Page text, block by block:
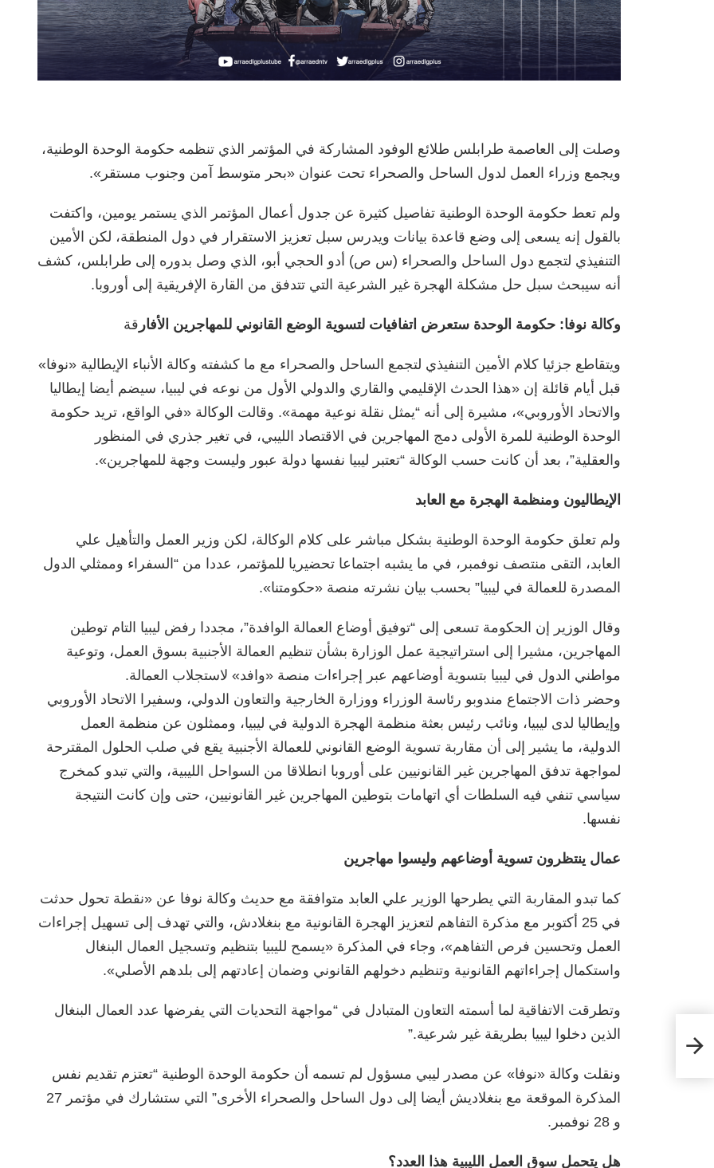
وصلت إلى العاصمة طرابلس طلائع الوفود المشاركة في المؤتمر الذي تنظمه حكومة الوحدة الوطنية،
ويجمع وزراء العمل لدول الساحل والصحراء تحت عنوان «بحر متوسط آمن وجنوب مستقر».
ولم تعط حكومة الوحدة الوطنية تفاصيل كثيرة عن جدول أعمال المؤتمر الذي يستمر يومين، واكتفت
بالقول إنه يسعى إلى وضع قاعدة بيانات ويدرس سبل تعزيز الاستقرار في دول المنطقة، لكن الأمين
التنفيذي لتجمع دول الساحل والصحراء (س ص) أدو الحجي أبو، الذي وصل بدوره إلى طرابلس، كشف
أنه سيبحث سبل حل مشكلة الهجرة غير الشرعية التي تتدفق من القارة الإفريقية إلى أوروبا.
وكالة نوفا: حكومة الوحدة ستعرض اتفافيات لتسوية الوضع القانوني للمهاجرين الأفار قة
ويتقاطع جزئيا كلام الأمين التنفيذي لتجمع الساحل والصحراء مع ما كشفته وكالة الأنباء الإيطالية «نوفا»
قبل أيام قائلة إن «هذا الحدث الإقليمي والقاري والدولي الأول من نوعه في ليبيا، سيضم أيضا إيطاليا
والاتحاد الأوروبي»، مشيرة إلى أنه “يمثل نقلة نوعية مهمة». وقالت الوكالة «في الواقع، تريد حكومة
الوحدة الوطنية للمرة الأولى دمج المهاجرين في الاقتصاد الليبي، في تغير جذري في المنظور
والعقلية”، بعد أن كانت حسب الوكالة “تعتبر ليبيا نفسها دولة عبور وليست وجهة للمهاجرين».
الإيطاليون ومنظمة الهجرة مع العابد
ولم تعلق حكومة الوحدة الوطنية بشكل مباشر على كلام الوكالة، لكن وزير العمل والتأهيل علي
العابد، التقى منتصف نوفمبر، في ما يشبه اجتماعا تحضيريا للمؤتمر، عددا من “السفراء وممثلي الدول
المصدرة للعمالة في ليبيا” بحسب بيان نشرته منصة «حكومتنا».
وقال الوزير إن الحكومة تسعى إلى “توفيق أوضاع العمالة الوافدة”، مجددا رفض ليبيا التام توطين
المهاجرين، مشيرا إلى استراتيجية عمل الوزارة بشأن تنظيم العمالة الأجنبية بسوق العمل، وتوعية
مواطني الدول في ليبيا بتسوية أوضاعهم عبر إجراءات منصة «وافد» لاستجلاب العمالة.
وحضر ذات الاجتماع مندوبو رئاسة الوزراء ووزارة الخارجية والتعاون الدولي، وسفيرا الاتحاد الأوروبي
وإيطاليا لدى ليبيا، ونائب رئيس بعثة منظمة الهجرة الدولية في ليبيا، وممثلون عن منظمة العمل
الدولية، ما يشير إلى أن مقاربة تسوية الوضع القانوني للعمالة الأجنبية يقع في صلب الحلول المقترحة
لمواجهة تدفق المهاجرين غير القانونيين على أوروبا انطلاقا من السواحل الليبية، والتي تبدو كمخرج
سياسي تنفي فيه السلطات أي اتهامات بتوطين المهاجرين غير القانونيين، حتى وإن كانت النتيجة
نفسها.
عمال ينتظرون تسوية أوضاعهم وليسوا مهاجرين
كما تبدو المقاربة التي يطرحها الوزير علي العابد متوافقة مع حديث وكالة نوفا عن «نقطة تحول حدثت
في 25 أكتوبر مع مذكرة التفاهم لتعزيز الهجرة القانونية مع بنغلادش، والتي تهدف إلى تسهيل إجراءات
العمل وتحسين فرص التفاهم»، وجاء في المذكرة «يسمح لليبيا بتنظيم وتسجيل العمال البنغال
واستكمال إجراءاتهم القانونية وتنظيم دخولهم القانوني وضمان إعادتهم إلى بلدهم الأصلي».
وتطرقت الاتفاقية لما أسمته التعاون المتبادل في “مواجهة التحديات التي يفرضها عدد العمال البنغال
الذين دخلوا ليبيا بطريقة غير شرعية.”
ونقلت وكالة «نوفا» عن مصدر ليبي مسؤول لم تسمه أن حكومة الوحدة الوطنية “تعتزم تقديم نفس
المذكرة الموقعة مع بنغلاديش أيضا إلى دول الساحل والصحراء الأخرى” التي ستشارك في مؤتمر 27
و 28 نوفمبر.
هل يتحمل سوق العمل الليبية هذا العدد؟